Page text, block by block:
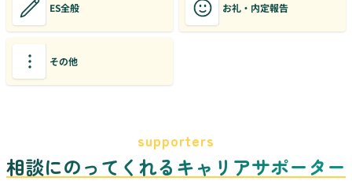
ES全般 お礼・内定報告
その他
supporters
相談にのってくれるキャリアサポーター